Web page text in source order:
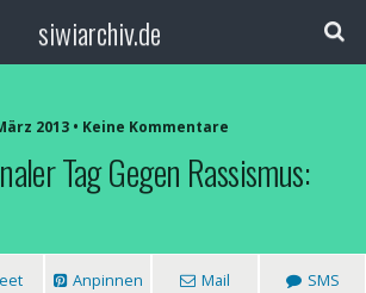
siwiarchiv.de
2013 • Keine Kommentare
Tag Gegen Rassismus:
Anpinnen Mail SMS